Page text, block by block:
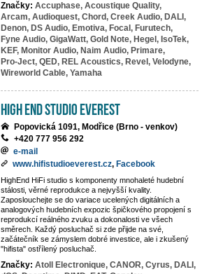
Značky: Accuphase, Acoustique Quality,
Arcam, Audioquest, Chord, Creek Audio, DALI,
Denon, DS Audio, Emotiva, Focal, Furutech,
Fyne Audio, GigaWatt, Gold Note, Hegel, IsoTek,
KEF, Monitor Audio, Naim Audio, Primare,
Pro-Ject, QED, REL Acoustics, Revel, Velodyne,
Wireworld Cable, Yamaha
High End Studio EVEREST
Popovická 1091, Modřice (Brno - venkov)
+420 777 956 292
e-mail
www.hifistudioeverest.cz, Facebook
HighEnd HiFi studio s komponenty mnohaleté hudební
stálosti, věrné reprodukce a nejvyšší kvality.
Zaposlouchejte se do variace ucelených digitálních a
analogových hudebních expozic špičkového propojení s
reprodukcí reálného zvuku a dokonalosti ve všech
směrech. Každý posluchač si zde přijde na své,
začátečník se zámyslem dobré investice, ale i zkušený
"hifista" ostřílený posluchač.
Značky: Atoll Electronique, CANOR, Cyrus, DALI,